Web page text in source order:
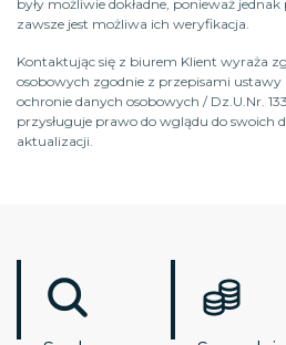
były możliwie dokładne, ponieważ
zawsze jest możliwa ich weryfikacja.
Kontaktując się z biurem Klient wyraża
osobowych zgodnie z przepisami ustawy
ochronie danych osobowych / Dz.U.Nr.
przysługuje prawo do wglądu do swoich
aktualizacji.